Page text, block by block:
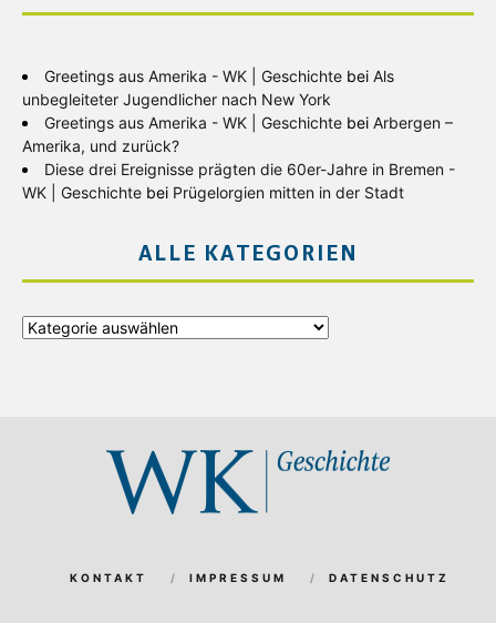
Greetings aus Amerika - WK | Geschichte bei Als
unbegleiteter Jugendlicher nach New York
Greetings aus Amerika - WK | Geschichte bei Arbergen –
Amerika, und zurück?
Diese drei Ereignisse prägten die 60er-Jahre in Bremen -
WK | Geschichte bei Prügelorgien mitten in der Stadt
ALLE KATEGORIEN
Alle
KONTAKT IMPRESSUM DATENSCHUTZ